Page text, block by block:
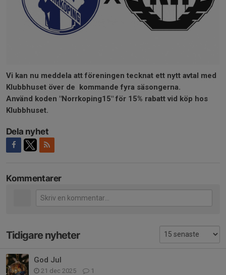
Vi kan nu meddela att föreningen tecknat ett nytt avtal med
Klubbhuset över de kommande fyra säsongerna.
Använd koden "Norrkoping15" för 15% rabatt vid köp hos
Klubbhuset.
Dela nyhet
Kommentarer
Tidigare nyheter
God Jul
21 dec 2025 1